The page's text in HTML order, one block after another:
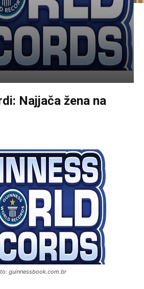
Najjača žena na
guinnessbook.com.br